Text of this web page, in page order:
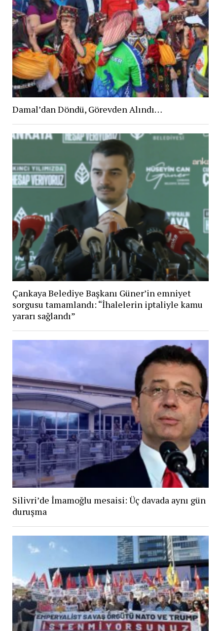
Damal’dan Döndü, Görevden Alındı…
Çankaya Belediye Başkanı Güner’in emniyet
sorgusu tamamlandı: “İhalelerin iptaliyle kamu
yararı sağlandı”
Silivri’de İmamoğlu mesaisi: Üç davada aynı gün
duruşma